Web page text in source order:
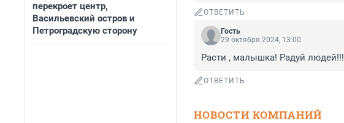
перекроет центр,
Васильевский остров и
Петроградскую сторону
ОТВЕТИТЬ
Гость
29 октября 2024, 13:00
Расти , малышка! Радуй людей!!!
ОТВЕТИТЬ
НОВОСТИ КОМПАНИЙ